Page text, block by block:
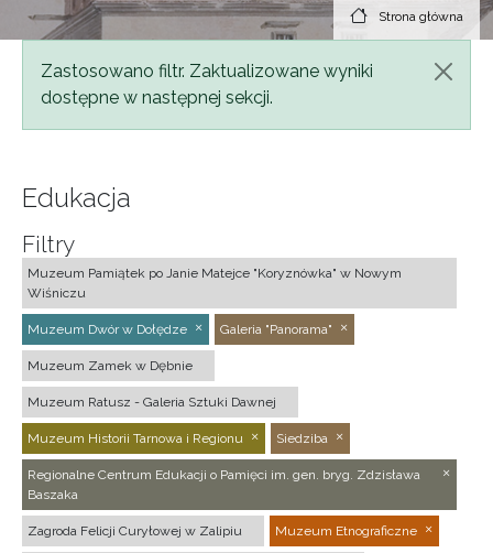
Strona główna
Komunikat
Zastosowano filtr. Zaktualizowane wyniki
dostępne w następnej sekcji.
Edukacja
Filtry
Muzeum Pamiątek po Janie Matejce "Koryznówka" w Nowym
Wiśniczu
Muzeum Dwór w Dołędze Galeria "Panorama"
Muzeum Zamek w Dębnie
Muzeum Ratusz - Galeria Sztuki Dawnej
Muzeum Historii Tarnowa i Regionu Siedziba
Regionalne Centrum Edukacji o Pamięci im. gen. bryg. Zdzisława
Baszaka
Zagroda Felicji Curyłowej w Zalipiu Muzeum Etnograficzne